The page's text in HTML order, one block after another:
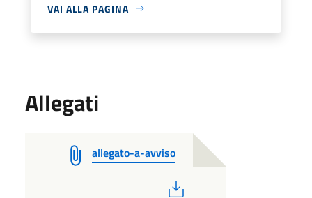
VAI ALLA PAGINA
Allegati
allegato-a-avviso